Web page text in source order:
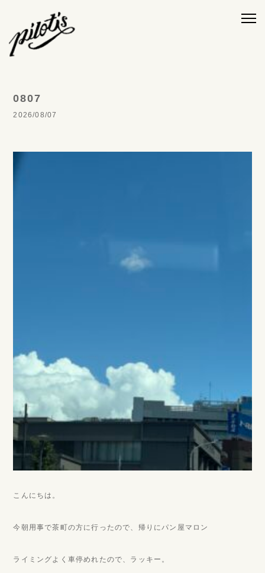
0807
2026/08/07
こんにちは。
今朝用事で茶町の方に行ったので、帰りにパン屋マロン
ライミングよく車停めれたので、ラッキー。